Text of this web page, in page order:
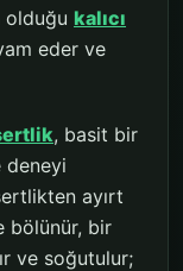
olduğu kalıcı
eder ve
, basit bir
deneyi
ayırt
bölünür, bir
ve soğutulur;